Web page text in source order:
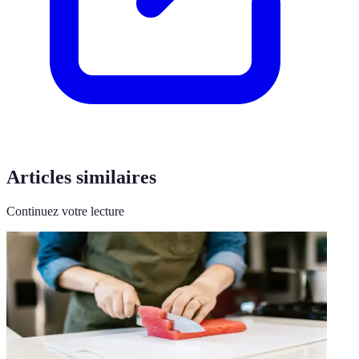
Articles similaires
Continuez votre lecture